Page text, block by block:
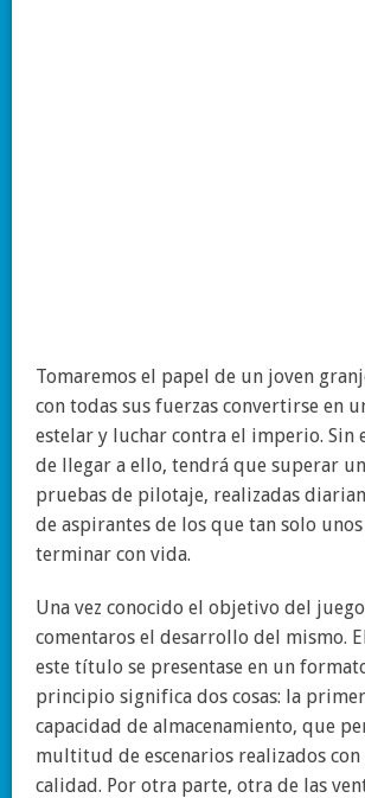
Tomaremos el papel de un joven
con todas sus fuerzas convertirse en
estelar y luchar contra el imperio. Sin
de llegar a ello, tendrá que superar
pruebas de pilotaje, realizadas
de aspirantes de los que tan solo
terminar con vida.
Una vez conocido el objetivo del
comentaros el desarrollo del mismo.
este título se presentase en un
principio significa dos cosas: la
capacidad de almacenamiento, que
multitud de escenarios realizados con
calidad. Por otra parte, otra de las